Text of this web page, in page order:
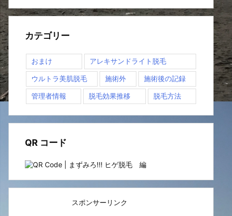
カテゴリー
おまけ アレキサンドライト脱毛
ウルトラ美肌脱毛 施術外 施術後の記録
管理者情報 脱毛効果推移 脱毛方法
QR コード
スポンサーリンク